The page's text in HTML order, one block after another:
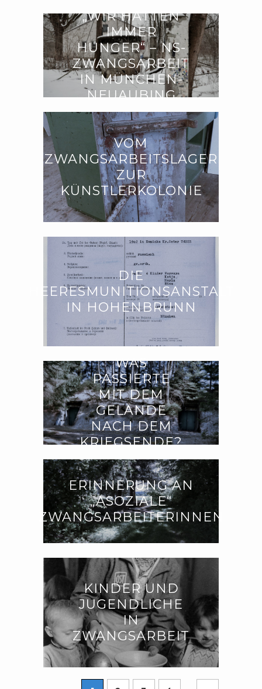
„WIR HATTEN
IMMER
HUNGER“ – NS-
ZWANGSARBEIT
IN MÜNCHEN-
NEUAUBING
VOM
ZWANGSARBEITSLAGER
ZUR
KÜNSTLERKOLONIE
DIE
HEERESMUNITIONSANSTALT
IN HOHENBRUNN
WAS
PASSIERTE
MIT DEM
GELÄNDE
NACH DEM
KRIEGSENDE?
ERINNERUNG AN
„ASOZIALE“
ZWANGSARBEITERINNEN
KINDER UND
JUGENDLICHE
IN
ZWANGSARBEIT